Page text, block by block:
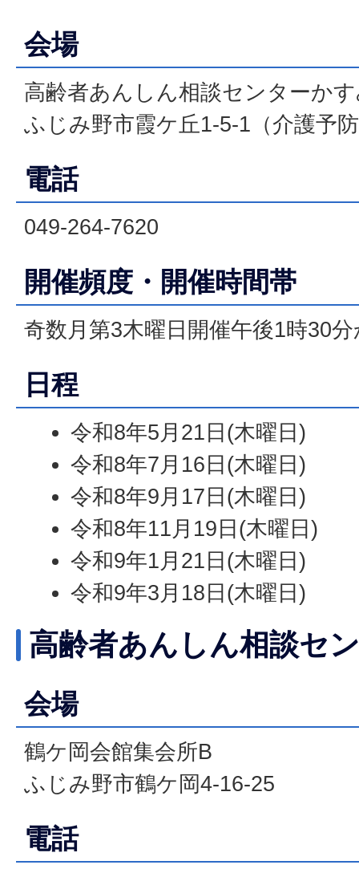
会場
高齢者あんしん相談センターか
ふじみ野市霞ケ丘1-5-1（介護予
電話
049-264-7620
開催頻度・開催時間帯
奇数月第3木曜日開催午後1時30
日程
令和8年5月21日(木曜日)
令和8年7月16日(木曜日)
令和8年9月17日(木曜日)
令和8年11月19日(木曜日)
令和9年1月21日(木曜日)
令和9年3月18日(木曜日)
高齢者あんしん相談セ
会場
鶴ケ岡会館集会所B
ふじみ野市鶴ケ岡4-16-25
電話